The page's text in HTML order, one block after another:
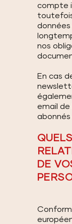
compte
nos
En cas
email de
DE